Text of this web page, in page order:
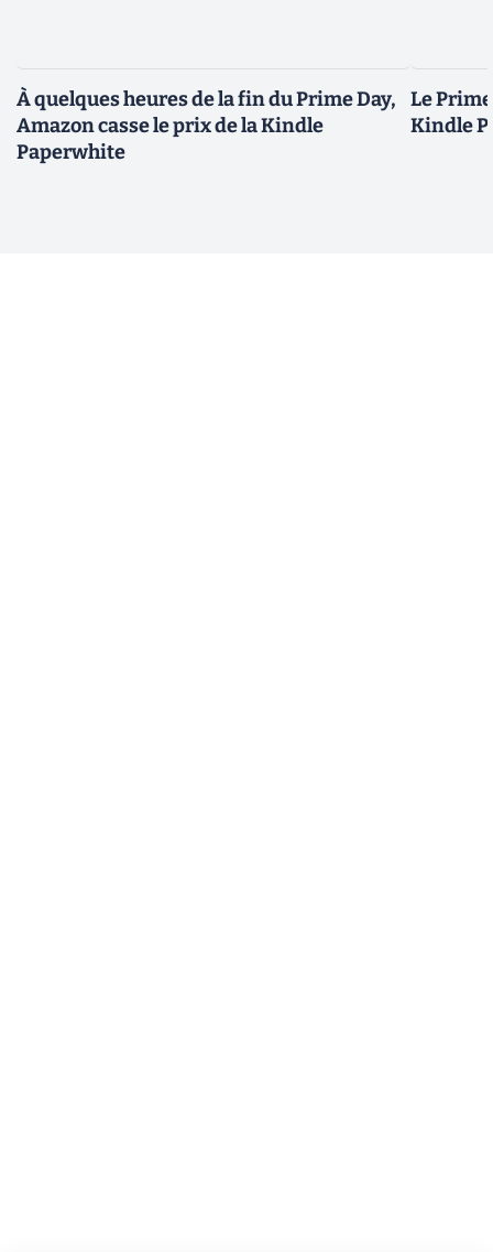
À quelques heures de la fin du Prime Day,
Amazon casse le prix de la Kindle
Paperwhite
Le
Kindle